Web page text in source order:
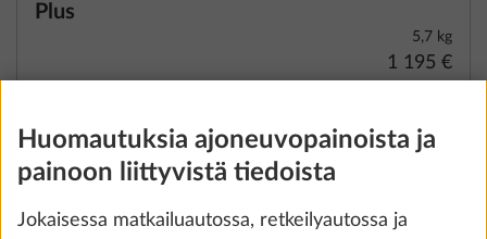
Plus
5,7 kg
1 195 €
Huomautuksia ajoneuvopainoista ja
painoon liittyvistä tiedoista
Jokaisessa matkailuautossa, retkeilyautossa ja